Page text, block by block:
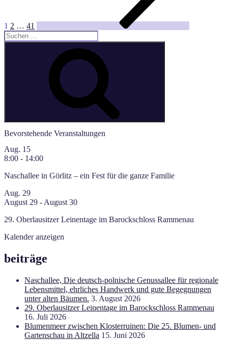
1 2 … 41
Suchen
nach:
Bevorstehende Veranstaltungen
Aug. 15
8:00 - 14:00
Naschallee in Görlitz – ein Fest für die ganze Familie
Aug. 29
August 29 - August 30
29. Oberlausitzer Leinentage im Barockschloss Rammenau
Kalender anzeigen
beiträge
Naschallee, Die deutsch-polnische Genussallee für regionale
Lebensmittel, ehrliches Handwerk und gute Begegnungen
unter alten Bäumen. 3. August 2026
29. Oberlausitzer Leinentage im Barockschloss Rammenau
16. Juli 2026
Blumenmeer zwischen Klosterruinen: Die 25. Blumen- und
Gartenschau in Altzella 15. Juni 2026